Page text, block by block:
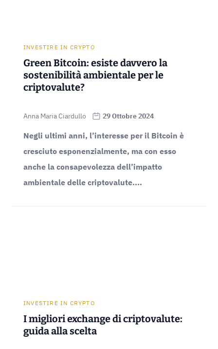
INVESTIRE IN CRYPTO
Green Bitcoin: esiste davvero la
sostenibilità ambientale per le
criptovalute?
Anna Maria Ciardullo 29 Ottobre 2024
Negli ultimi anni, l’interesse per il Bitcoin è
cresciuto esponenzialmente, ma con esso
anche la consapevolezza dell’impatto
ambientale delle criptovalute....
INVESTIRE IN CRYPTO
I migliori exchange di criptovalute:
guida alla scelta